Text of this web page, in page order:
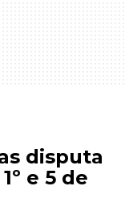
disputa
e 5 de